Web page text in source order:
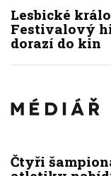
Lesbické
Festivalový
dorazí do kin
Čtyři